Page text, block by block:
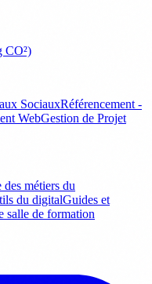
CO²)
SociauxRéférencement -
WebGestion de Projet
des métiers du
du digitalGuides et
salle de formation